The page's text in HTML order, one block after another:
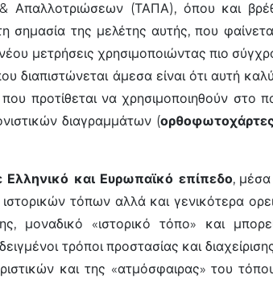
Απαλλοτριώσεων (ΤΑΠΑ), όπου και
της μελέτης αυτής, που
μετρήσεις χρησιμοποιώντας πιο
άμεσα είναι ότι αυτή
προτίθεται να χρησιμοποιηθούν στο
διαγραμμάτων (
Ελληνικό και Ευρωπαϊκό επίπεδο,
τόπων αλλά και γενικότερα
μοναδικό «ιστορικό τόπο» και
τρόποι προστασίας και
και της «ατμόσφαιρας» του